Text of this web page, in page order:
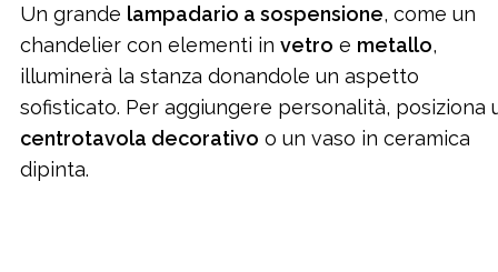
Un grande lampadario a sospensione, come un
chandelier con elementi in vetro e metallo,
illuminerà la stanza donandole un aspetto
sofisticato. Per aggiungere personalità, posiziona
centrotavola decorativo o un vaso in ceramica
dipinta.